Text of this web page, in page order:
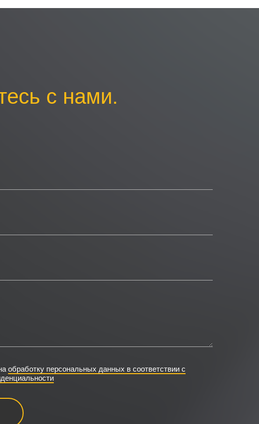
с нами.
обработку персональных данных в соответствии с